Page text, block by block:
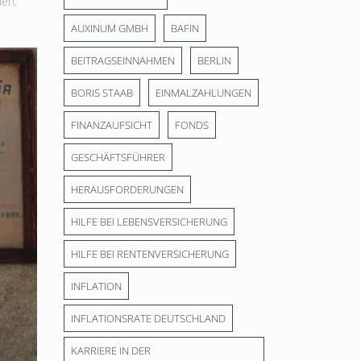
AUXINUM GMBH BAFIN
BEITRAGSEINNAHMEN BERLIN
BORIS STAAB EINMALZAHLUNGEN
FINANZAUFSICHT FONDS
GESCHÄFTSFÜHRER
HERAUSFORDERUNGEN
HILFE BEI LEBENSVERSICHERUNG
HILFE BEI RENTENVERSICHERUNG
INFLATION
INFLATIONSRATE DEUTSCHLAND
KARRIERE IN DER